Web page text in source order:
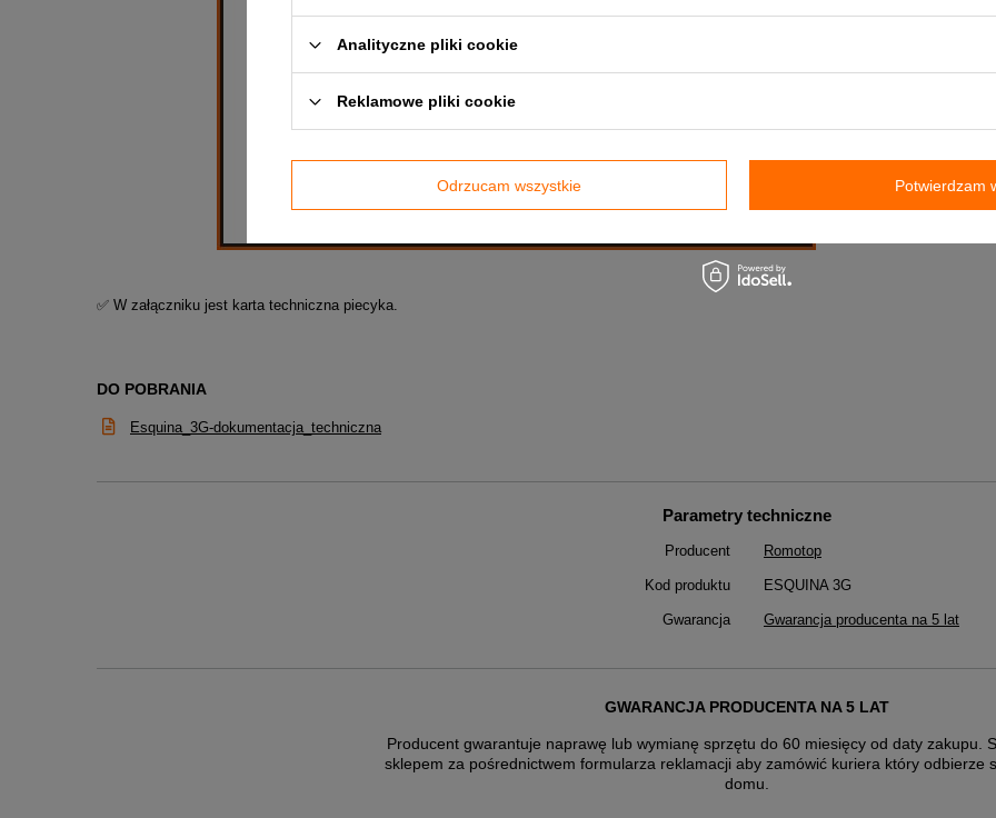
✅ W załączniku jest karta techniczna piecyka.
DO POBRANIA
Esquina_3G-dokumentacja_techniczna
Parametry techniczne
Producent Romotop
Kod produktu ESQUINA 3G
Gwarancja Gwarancja producenta na 5 lat
GWARANCJA PRODUCENTA NA 5 LAT
Producent gwarantuje naprawę lub wymianę sprzętu do 60 miesięcy od daty zakupu.
sklepem za pośrednictwem formularza reklamacji abyzamówić kuriera który odbierze
domu.
Analityczne pliki cookie
Reklamowe pliki cookie
Odrzucam wszystkie Potwierdzam